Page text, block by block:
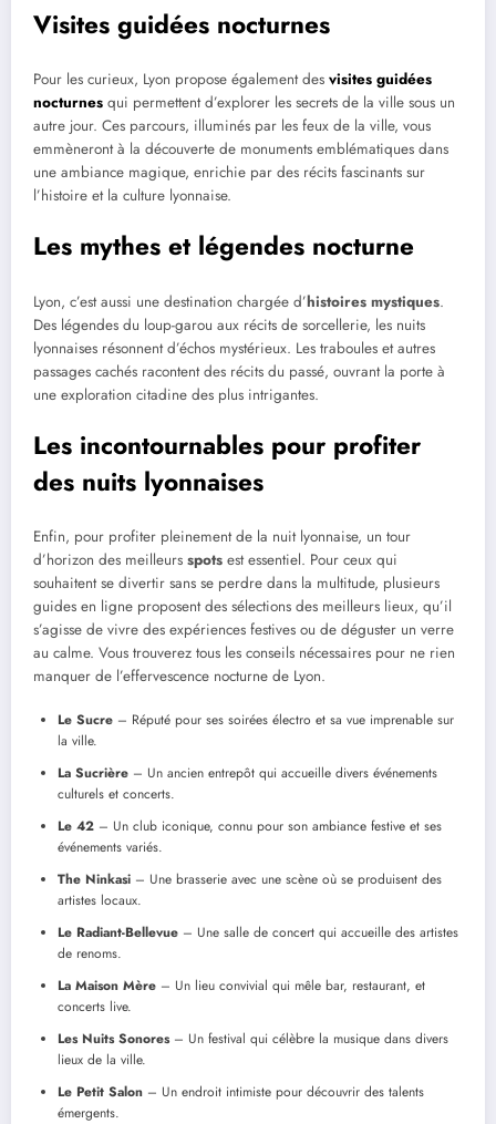
Visites guidées nocturnes
Pour les curieux, Lyon propose également des visites guidées
nocturnes qui permettent d’explorer les secrets de la ville sous un
autre jour. Ces parcours, illuminés par les feux de la ville, vous
emmèneront à la découverte de monuments emblématiques dans
une ambiance magique, enrichie par des récits fascinants sur
l’histoire et la culture lyonnaise.
Les mythes et légendes nocturne
Lyon, c’est aussi une destination chargée d’histoires mystiques.
Des légendes du loup-garou aux récits de sorcellerie, les nuits
lyonnaises résonnent d’échos mystérieux. Les traboules et autres
passages cachés racontent des récits du passé, ouvrant la porte à
une exploration citadine des plus intrigantes.
Les incontournables pour profiter
des nuits lyonnaises
Enfin, pour profiter pleinement de la nuit lyonnaise, un tour
d’horizon des meilleurs spots est essentiel. Pour ceux qui
souhaitent se divertir sans se perdre dans la multitude, plusieurs
guides en ligne proposent des sélections des meilleurs lieux, qu’il
s’agisse de vivre des expériences festives ou de déguster un verre
au calme. Vous trouverez tous les conseils nécessaires pour ne rien
manquer de l’effervescence nocturne de Lyon.
Le Sucre – Réputé pour ses soirées électro et sa vue imprenable sur
la ville.
La Sucrière – Un ancien entrepôt qui accueille divers événements
culturels et concerts.
Le 42 – Un club iconique, connu pour son ambiance festive et ses
événements variés.
The Ninkasi – Une brasserie avec une scène où se produisent des
artistes locaux.
Le Radiant-Bellevue – Une salle de concert qui accueille des artistes
de renoms.
La Maison Mère – Un lieu convivial qui mêle bar, restaurant, et
concerts live.
Les Nuits Sonores– Un festival qui célèbre la musique dans divers
lieux de la ville.
Le Petit Salon – Un endroit intimiste pour découvrir des talents
émergents.